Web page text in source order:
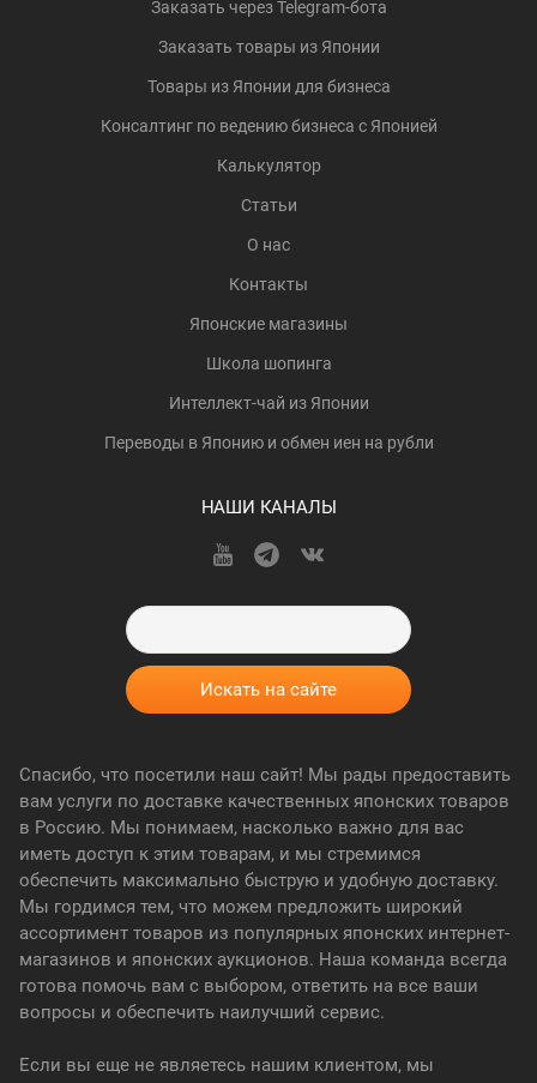
Заказать через Telegram-бота
Заказать товары из Японии
Товары из Японии для бизнеса
Консалтинг по ведению бизнеса с Японией
Калькулятор
Статьи
О нас
Контакты
Японские магазины
Школа шопинга
Интеллект-чай из Японии
Переводы в Японию и обмен иен на рубли
НАШИ КАНАЛЫ
Спасибо, что посетили наш сайт! Мы рады предоставить
вам услуги по доставке качественных японских товаров
в Россию. Мы понимаем, насколько важно для вас
иметь доступ к этим товарам, и мы стремимся
обеспечить максимально быструю и удобную доставку.
Мы гордимся тем, что можем предложить широкий
ассортимент товаров из популярных японских интернет-
магазинов и японских аукционов. Наша команда всегда
готова помочь вам с выбором, ответить на все ваши
вопросы и обеспечить наилучший сервис.
Если вы еще не являетесь нашим клиентом, мы